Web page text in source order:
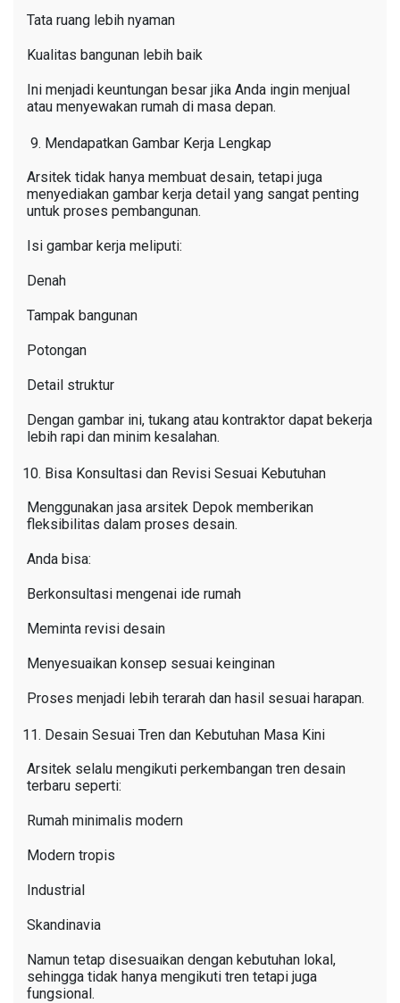
Tata ruang lebih nyaman
Kualitas bangunan lebih baik
Ini menjadi keuntungan besar jika Anda ingin menjual
atau menyewakan rumah di masa depan.
Mendapatkan Gambar Kerja Lengkap
Arsitek tidak hanya membuat desain, tetapi juga
menyediakan gambar kerja detail yang sangat penting
untuk proses pembangunan.
Isi gambar kerja meliputi:
Denah
Tampak bangunan
Potongan
Detail struktur
Dengan gambar ini, tukang atau kontraktor dapat bekerja
lebih rapi dan minim kesalahan.
Bisa Konsultasi dan Revisi Sesuai Kebutuhan
Menggunakan jasa arsitek Depok memberikan
fleksibilitas dalam proses desain.
Anda bisa:
Berkonsultasi mengenai ide rumah
Meminta revisi desain
Menyesuaikan konsep sesuai keinginan
Proses menjadi lebih terarah dan hasil sesuai harapan.
Desain Sesuai Tren dan Kebutuhan Masa Kini
Arsitek selalu mengikuti perkembangan tren desain
terbaru seperti:
Rumah minimalis modern
Modern tropis
Industrial
Skandinavia
Namun tetap disesuaikan dengan kebutuhan lokal,
sehingga tidak hanya mengikuti tren tetapi juga
fungsional.